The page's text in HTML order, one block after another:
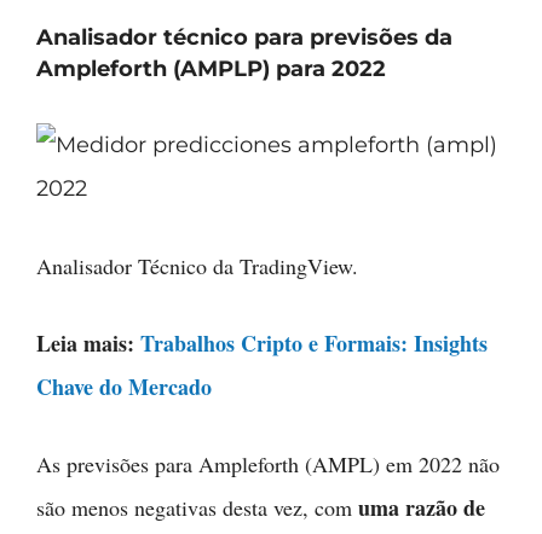
Analisador técnico para previsões da
Ampleforth (AMPLP) para 2022
Analisador Técnico da TradingView.
Leia mais: Trabalhos Cripto e Formais: Insights
Chave do Mercado
As previsões para Ampleforth (AMPL) em 2022 não
são menos negativas desta vez, com uma razão de